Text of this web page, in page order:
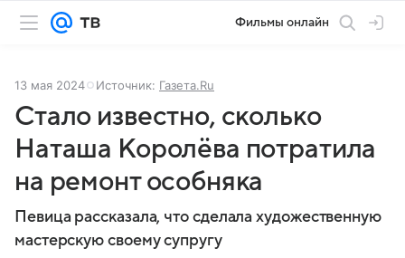
Фильмы онлайн
13 мая 2024 Источник: Газета.Ru
Стало известно, сколько
Наташа Королёва потратила
на ремонт особняка
Певица рассказала, что сделала художественную
мастерскую своему супругу